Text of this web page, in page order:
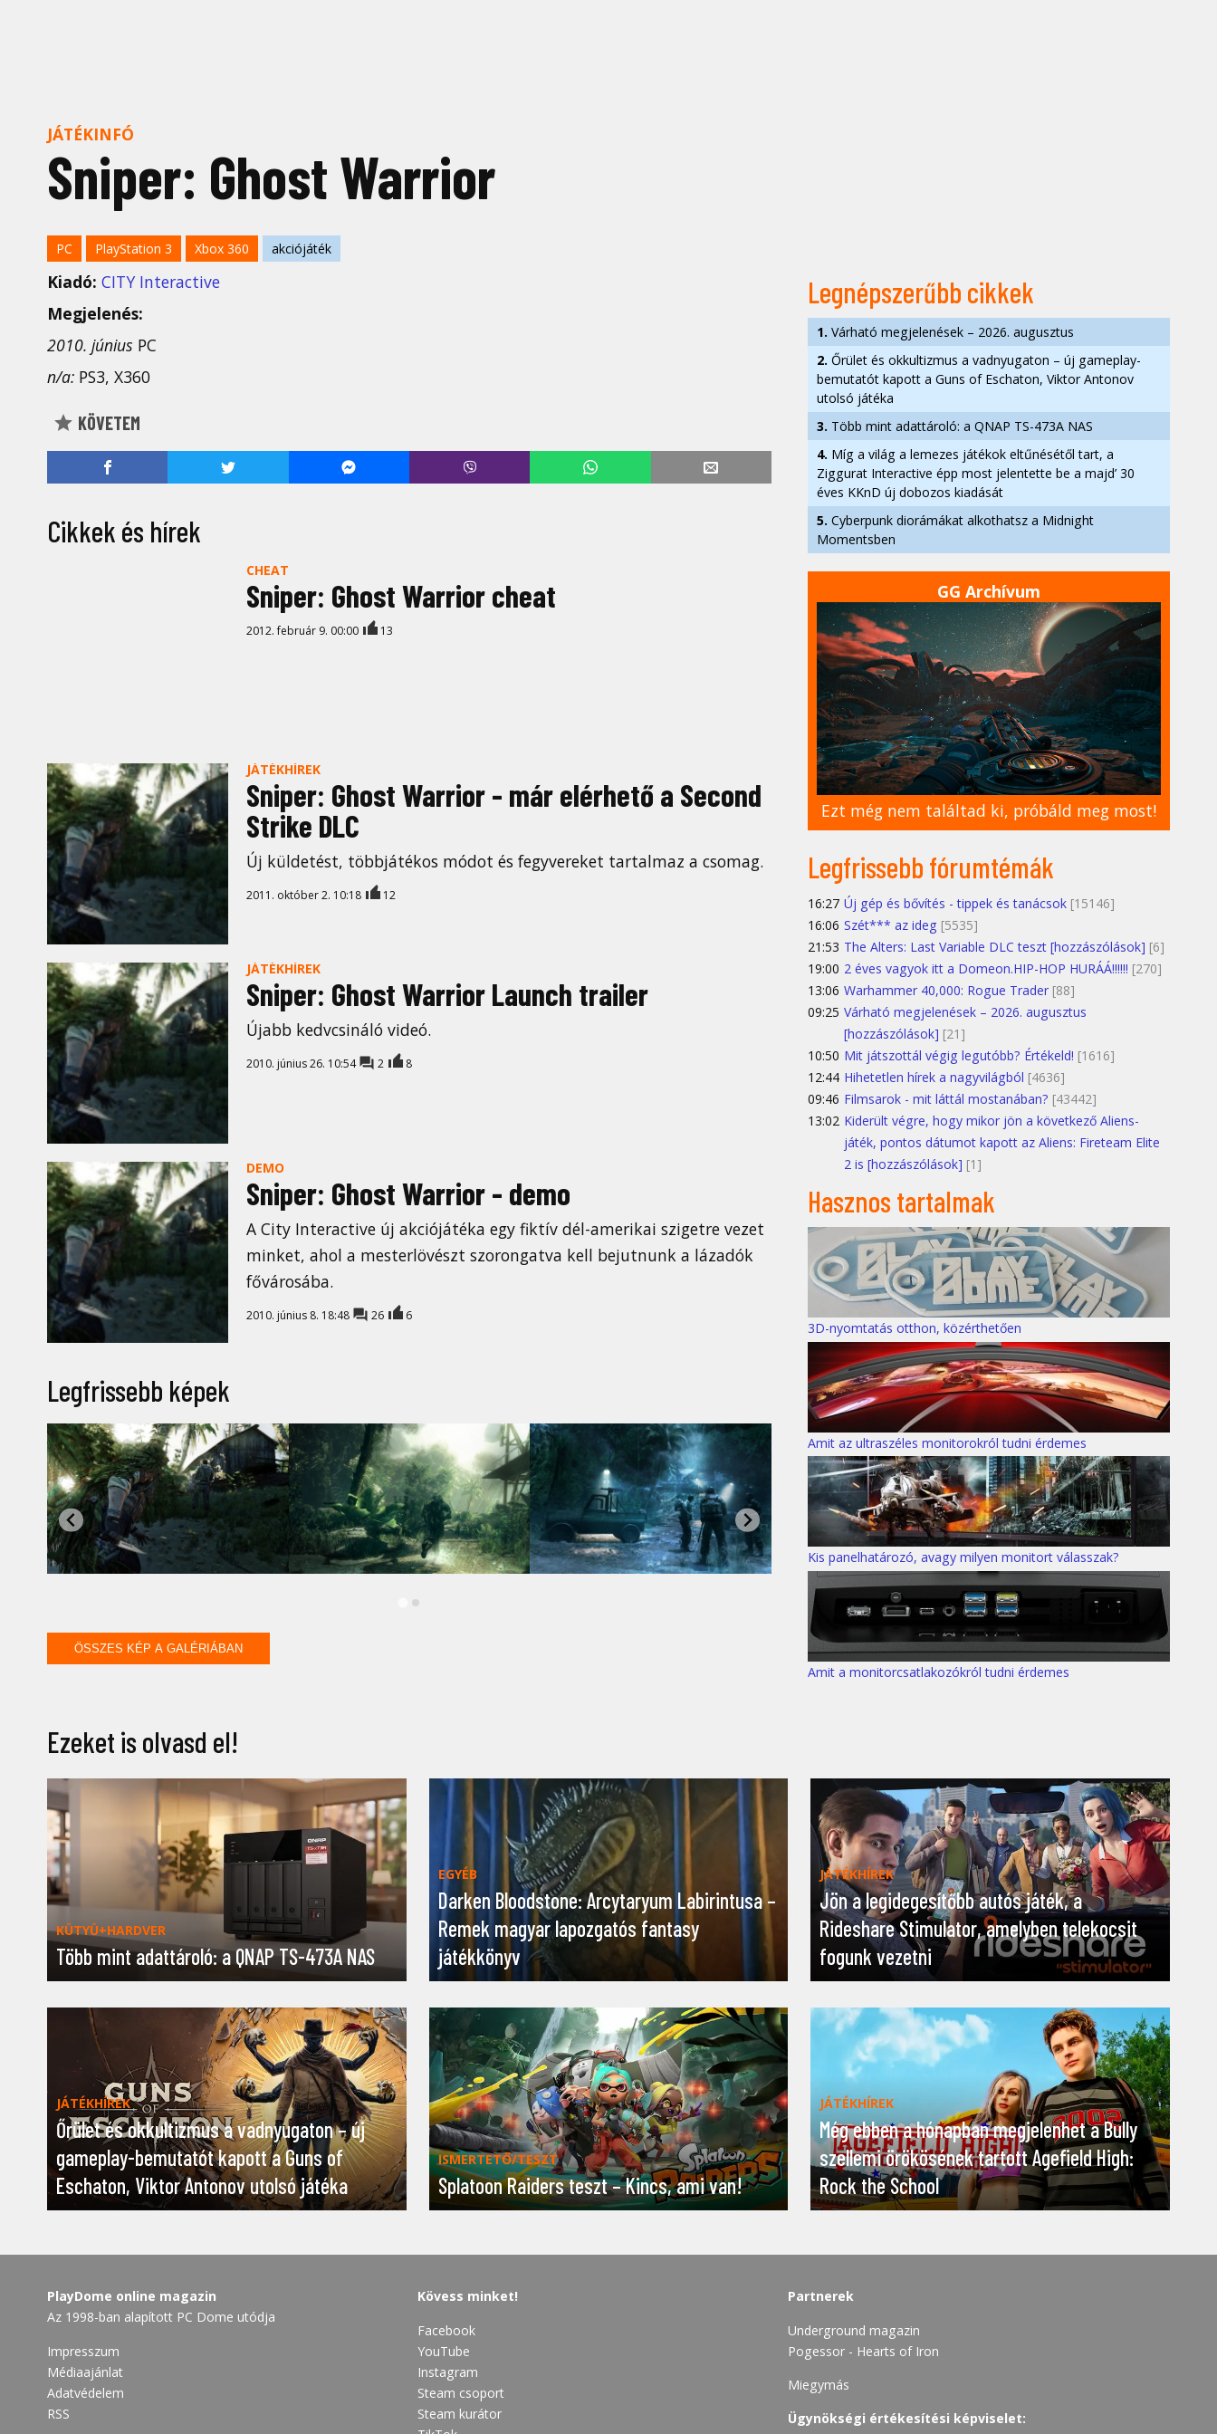
JÁTÉKINFÓ
Sniper: Ghost Warrior
PC PlayStation 3 Xbox 360 akciójáték
Kiadó: CITY Interactive
Megjelenés:
2010. június PC
n/a: PS3, X360
KÖVETEM
Cikkek és hírek
CHEAT
Sniper: Ghost Warrior cheat
2012. február 9. 00:00 13
JÁTÉKHÍREK
Sniper: Ghost Warrior - már elérhető a Second
Strike DLC
Új küldetést, többjátékos módot és fegyvereket tartalmaz a csomag.
2011. október 2. 10:18 12
JÁTÉKHÍREK
Sniper: Ghost Warrior Launch trailer
Újabb kedvcsináló videó.
2010. június 26. 10:54 2 8
DEMO
Sniper: Ghost Warrior - demo
A City Interactive új akciójátéka egy fiktív dél-amerikai szigetre vezet
minket, ahol a mesterlövészt szorongatva kell bejutnunk a lázadók
fővárosába.
2010. június 8. 18:48 26 6
Legfrissebb képek
ÖSSZES KÉP A GALÉRIÁBAN
Legnépszerűbb cikkek
1. Várható megjelenések – 2026. augusztus
2. Őrület és okkultizmus a vadnyugaton – új gameplay-
bemutatót kapott a Guns of Eschaton, Viktor Antonov
utolsó játéka
3. Több mint adattároló: a QNAP TS-473A NAS
4. Míg a világ a lemezes játékok eltűnésétől tart, a
Ziggurat Interactive épp most jelentette be a majd’ 30
éves KKnD új dobozos kiadását
5. Cyberpunk diorámákat alkothatsz a Midnight
Momentsben
GG Archívum
Ezt még nem találtad ki, próbáld meg most!
Legfrissebb fórumtémák
16:27 Új gép és bővítés - tippek és tanácsok [15146]
16:06 Szét*** az ideg [5535]
21:53 The Alters: Last Variable DLC teszt [hozzászólások] [6]
19:00 2 éves vagyok itt a Domeon.HIP-HOP HURÁÁ!!!!!! [270]
13:06 Warhammer 40,000: Rogue Trader [88]
09:25 Várható megjelenések – 2026. augusztus
[hozzászólások] [21]
10:50 Mit játszottál végig legutóbb? Értékeld! [1616]
12:44 Hihetetlen hírek a nagyvilágból [4636]
09:46 Filmsarok - mit láttál mostanában? [43442]
13:02 Kiderült végre, hogy mikor jön a következő Aliens-
játék, pontos dátumot kapott az Aliens: Fireteam Elite
2 is [hozzászólások] [1]
Hasznos tartalmak
3D-nyomtatás otthon, közérthetően
Amit az ultraszéles monitorokról tudni érdemes
Kis panelhatározó, avagy milyen monitort válasszak?
Amit a monitorcsatlakozókról tudni érdemes
Ezeket is olvasd el!
KÜTYÜ+HARDVER
Több mint adattároló: a QNAP TS-473A NAS
EGYÉB
Darken Bloodstone: Arcytaryum Labirintusa –
Remek magyar lapozgatós fantasy
játékkönyv
JÁTÉKHÍREK
Jön a legidegesítőbb autós játék, a
Rideshare Stimulator, amelyben telekocsit
fogunk vezetni
JÁTÉKHÍREK
Őrület és okkultizmus a vadnyugaton – új
gameplay-bemutatót kapott a Guns of
Eschaton, Viktor Antonov utolsó játéka
ISMERTETŐ/TESZT
Splatoon Raiders teszt – Kincs, ami van!
JÁTÉKHÍREK
Még ebben a hónapban megjelenhet a Bully
szellemi örökösének tartott Agefield High:
Rock the School
PlayDome online magazin
Az 1998-ban alapított PC Dome utódja
Impresszum
Médiaajánlat
Adatvédelem
RSS
Kövess minket!
Facebook
YouTube
Instagram
Steam csoport
Steam kurátor
Partnerek
Underground magazin
Pogessor - Hearts of Iron
Miegymás
Ügynökségi értékesítési képviselet: